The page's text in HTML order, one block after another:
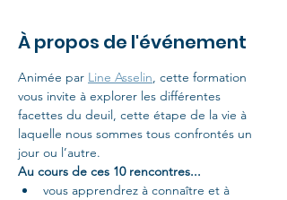
À propos de l'événement
Animée par Line Asselin, cette formation
vous invite à explorer les différentes
facettes du deuil, cette étape de la vie à
laquelle nous sommes tous confrontés un
jour ou l’autre.
Au cours de ces 10 rencontres...
vous apprendrez à connaître et à